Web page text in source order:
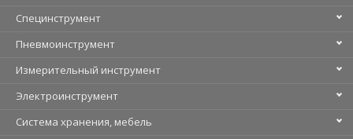
Специнструмент
Пневмоинструмент
Измерительный инструмент
Электроинструмент
Система хранения, мебель